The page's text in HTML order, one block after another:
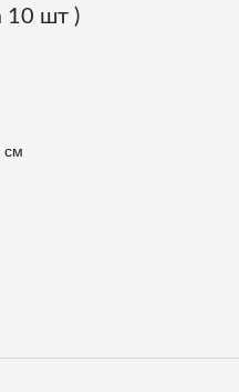
10 шт )
см